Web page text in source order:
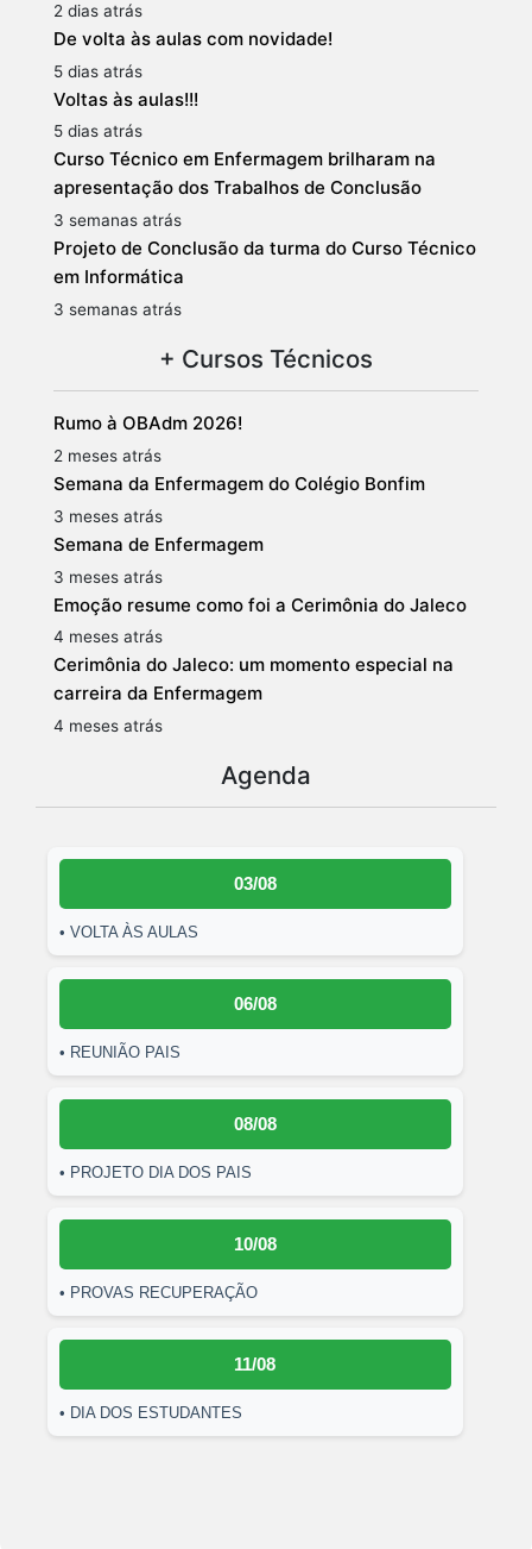
2 dias atrás
De volta às aulas com novidade!
5 dias atrás
Voltas às aulas!!!
5 dias atrás
Curso Técnico em Enfermagem brilharam na
apresentação dos Trabalhos de Conclusão
3 semanas atrás
Projeto de Conclusão da turma do Curso Técnico
em Informática
3 semanas atrás
+ Cursos Técnicos
Rumo à OBAdm 2026!
2 meses atrás
Semana da Enfermagem do Colégio Bonfim
3 meses atrás
Semana de Enfermagem
3 meses atrás
Emoção resume como foi a Cerimônia do Jaleco
4 meses atrás
Cerimônia do Jaleco: um momento especial na
carreira da Enfermagem
4 meses atrás
Agenda
03/08
• VOLTA ÀS AULAS
06/08
• REUNIÃO PAIS
08/08
• PROJETO DIA DOS PAIS
10/08
• PROVAS RECUPERAÇÃO
11/08
• DIA DOS ESTUDANTES